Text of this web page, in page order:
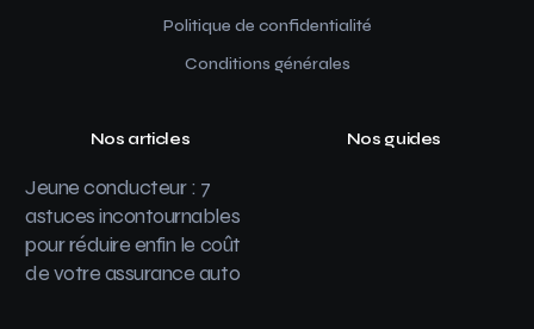
Politique de confidentialité
Conditions générales
Nos articles
Jeune conducteur : 7
astuces incontournables
pour réduire enfin le coût
de votre assurance auto
Nos guides